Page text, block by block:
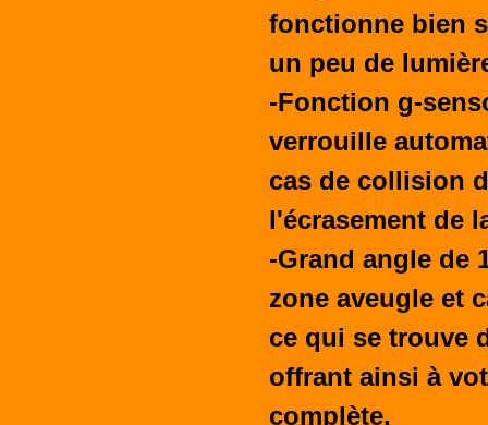
fonctionne bien
un peu de
-Fonction g-
verrouille
cas de collision
l'écrasement de
-Grand angle de
zone aveugle et
ce qui se trouve
offrant ainsi à
complète.